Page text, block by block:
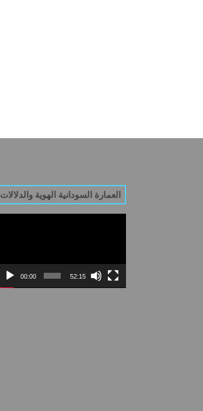
العمارة السودانية الهوية والدلالات
00:00 52:15